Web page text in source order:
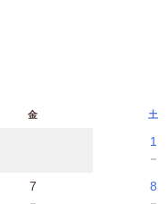
金 土
1
－
7
8